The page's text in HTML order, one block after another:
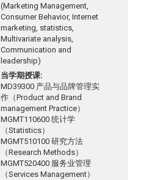
(Marketing Management,
Consumer Behavior, Internet
marketing, statistics,
Multivariate analysis,
Communication and
leadership)
当学期授课
MD39300 产品与品牌管理实
作（Product and Brand
management Practice）
MGMT110600 统计学
（Statistics）
MGMT510100 研究方法
（Research Methods）
MGMT520400 服务业管理
（Services Management）